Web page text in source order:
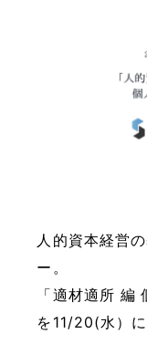
人的資本経営
ー。
「適材適所 編
を11/20(水）